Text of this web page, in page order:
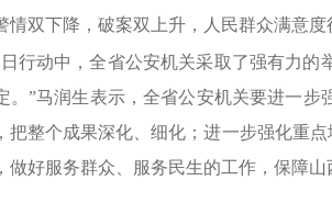
情双下降，破案双上升，人民群众满意
行动中，全省公安机关采取了强有力
。”马润生表示，全省公安机关要进一
把整个成果深化、细化；进一步强化重
做好服务群众、服务民生的工作，保障